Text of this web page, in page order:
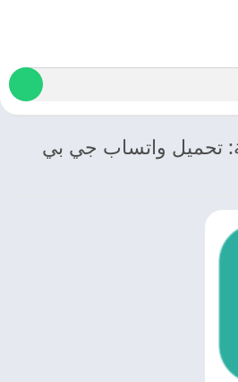
تحميل واتساب جي بي